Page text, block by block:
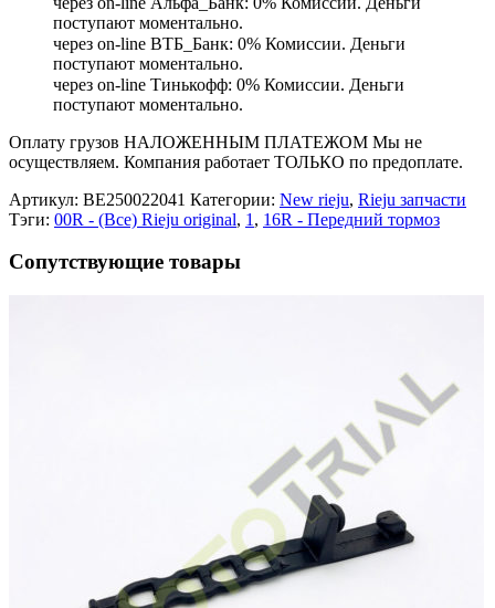
поступают моментально.
через on-line ВТБ_Банк: 0% Комиссии. Деньги
поступают моментально.
через on-line Тинькофф: 0% Комиссии. Деньги
поступают моментально.
Оплату грузов НАЛОЖЕННЫМ ПЛАТЕЖОМ Мы не
осуществляем. Компания работает ТОЛЬКО по предоплате.
Артикул: BE250022041 Категории: New rieju, Rieju запчасти
Тэги: 00R - (Все) Rieju original, 1 , 16R - Передний тормоз
Сопутствующие товары